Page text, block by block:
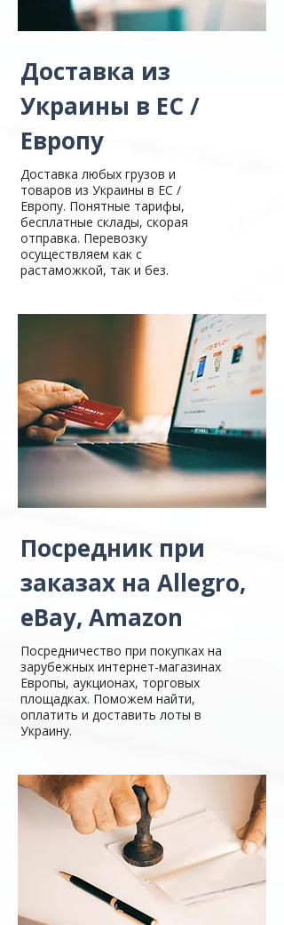
Доставка из
Украины в ЕС /
Европу
Доставка любых грузов и
товаров из Украины в ЕС /
Европу. Понятные тарифы,
бесплатные склады, скорая
отправка. Перевозку
осуществляем как с
растаможкой, так и без.
Посредник при
заказах на Allegro,
eBay, Amazon
Посредничество при покупках на
зарубежных интернет-магазинах
Европы, аукционах, торговых
площадках. Поможем найти,
оплатить и доставить лоты в
Украину.